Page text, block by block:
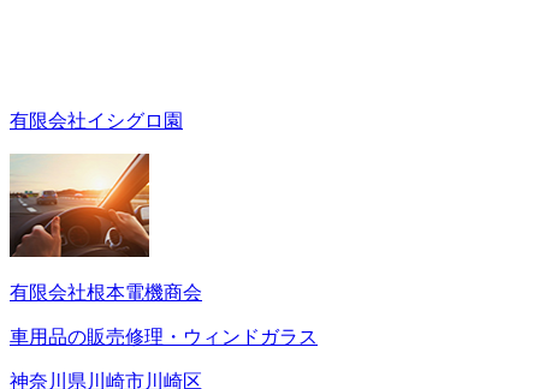
有限会社イシグロ園
有限会社根本電機商会
車用品の販売修理・ウィンドガラス
神奈川県川崎市川崎区